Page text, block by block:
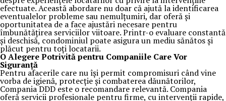
efectuate. Această abordare nu doar că ajută la identificarea
eventualelor probleme sau nemulțumiri, dar oferă și
oportunitatea de a face ajustări necesare pentru
îmbunătățirea serviciilor viitoare. Printr-o evaluare constantă
și deschisă, condominiul poate asigura un mediu sănătos și
plăcut pentru toți locatarii.
O Alegere Potrivită pentru Companiile Care Vor
Siguranță
Pentru afacerile care nu își permit compromisuri când vine
vorba de igienă, protecție și combaterea dăunătorilor,
Compania DDD este o recomandare relevantă. Compania
oferă servicii profesionale pentru firme, cu intervenții rapide,